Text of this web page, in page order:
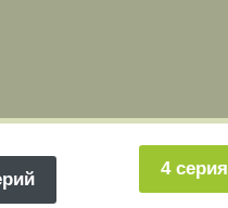
4 серия